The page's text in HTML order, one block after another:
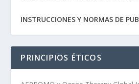
INSTRUCCIONES Y NORMAS DE
PRINCIPIOS ÉTICOS